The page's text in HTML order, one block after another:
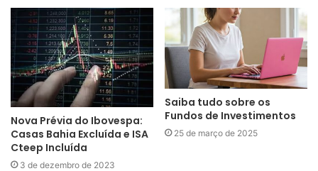
Nova Prévia do Ibovespa:
Casas Bahia Excluída e ISA
Cteep Incluída
3 de dezembro de 2023
Saiba tudo sobre os
Fundos de Investimentos
25 de março de 2025